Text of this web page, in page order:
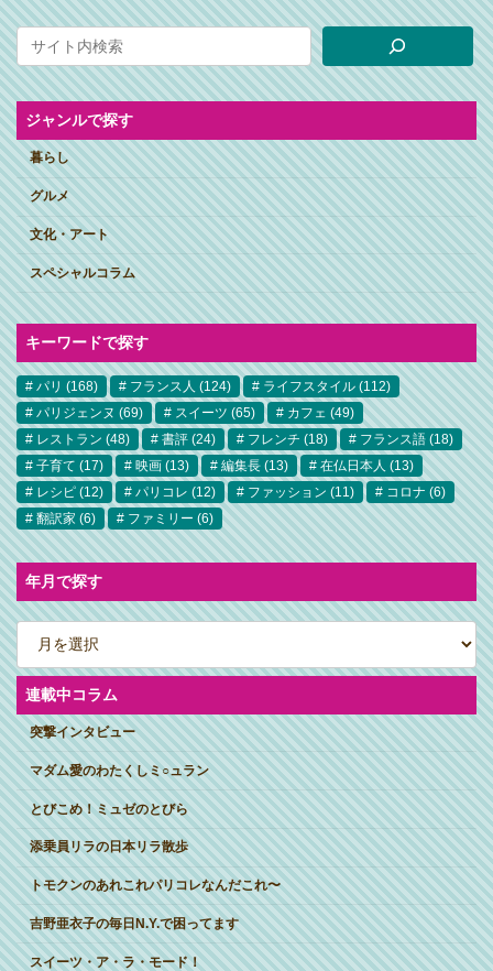
ジャンルで探す
暮らし
グルメ
文化・アート
スペシャルコラム
キーワードで探す
パリ (168) フランス人 (124) ライフスタイル (112)
パリジェンヌ (69) スイーツ (65) カフェ (49)
レストラン (48) 書評 (24) フレンチ (18) フランス語 (18)
子育て (17) 映画 (13) 編集長 (13) 在仏日本人 (13)
レシピ (12) パリコレ (12) ファッション (11) コロナ (6)
翻訳家 (6) ファミリー (6)
年月で探す
ア
ー
カ
イ
ブ連載中コラム
突撃インタビュー
マダム愛のわたくしミ○ュラン
とびこめ！ミュゼのとびら
添乗員リラの日本リラ散歩
トモクンのあれこれパリコレなんだこれ〜
吉野亜衣子の毎日N.Y.で困ってます
スイーツ・ア・ラ・モード！